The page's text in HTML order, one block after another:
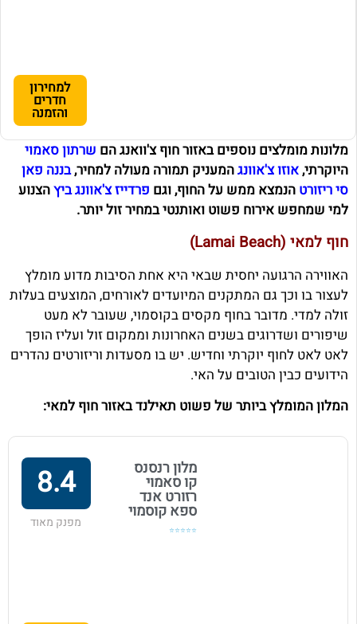
למחירון
חדרים
והזמנה
מלונות מומלצים נוספים באזור חוף צ'וואנג הם שרתון סאמוי
היוקרתי,אוזו צ'אוונגהמעניק תמורה מעולה למחיר,בננה פאן
סי ריזורט הנמצא ממש על החוף, וגם פרדייז צ'אוונג ביץהצנוע
למי שמחפש אירוח פשוט ואותנטי במחיר זול יותר.
חוף למאי (Lamai Beach)
האווירה הרגועה יחסית שבאי היא אחת הסיבות מדוע מומלץ
לעצור בו וכך גם המתקנים המיועדים לאורחים, המוצעים בעלות
זולה למדי. מדובר בחוף מקסים בקוסמוי, שעובר לא מעט
שיפורים ושדרוגים בשנים האחרונות וממקום זול ועליז הופך
לאט לאט לחוף יוקרתי וחדיש. יש בו מסעדות וריזורטים נהדרים
הידועים כבין הטובים על האי.
המלון המומלץ ביותר של פשוט תאילנד באזור חוף למאי:
מלון רנסנס
קו סאמוי
רזורט אנד
ספא קוסמוי
⭐⭐⭐⭐⭐
8.4
מפנק מאוד